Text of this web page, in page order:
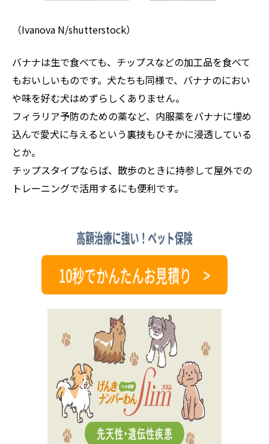
（Ivanova N/shutterstock）
バナナは生で食べても、チップスなどの加工品を食べて
もおいしいものです。犬たちも同様で、バナナのにおい
や味を好む犬はめずらしくありません。
フィラリア予防のための薬など、内服薬をバナナに埋め
込んで愛犬に与えるという裏技もひそかに浸透している
とか。
チップスタイプならば、散歩のときに持参して屋外での
トレーニングで活用するにも便利です。